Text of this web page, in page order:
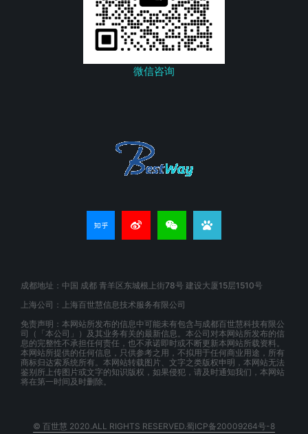
微信咨询
成都地址：中国 成都 青羊区东城根上街78号 建设大厦15层1510号
上海公司：上海百世慧信息技术服务有限公司
免责声明：本网站所发布的信息中可能未有包含与成都百世慧科技有限公
司（「本公司」）及其业务有关的最新信息。本公司对本网站所发布的信
息的完整性不承担任何责任，也不承诺即时或不断更新本网站所载资料。
本网站所提供的任何信息，只供参考之用，不拟用于任何商业用途，所有
商标归达索系统所有。本网站转载图片、文字之类版权申明，本网站无法
鉴别所上传图片或文字的知识版权，如果侵犯，请及时通知我们，本网站
将在第一时间及时删除。
© 百世慧 2020.ALL RIGHTS RESERVED.蜀ICP备20009264号-8